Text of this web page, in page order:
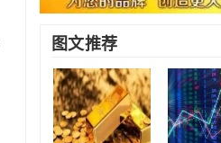
图文推荐